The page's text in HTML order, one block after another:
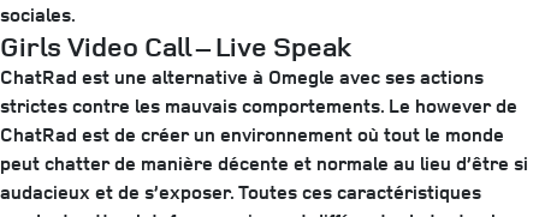
sociales.
Girls Video Call – Live Speak
ChatRad est une alternative à Omegle avec ses actions
strictes contre les mauvais comportements. Le however de
ChatRad est de créer un environnement où tout le monde
peut chatter de manière décente et normale au lieu d’être si
audacieux et de s’exposer. Toutes ces caractéristiques